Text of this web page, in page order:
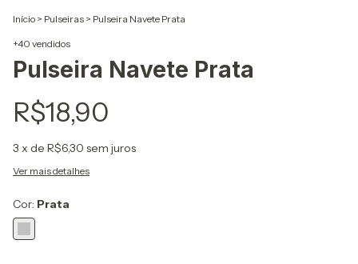
Início > Pulseiras > Pulseira Navete Prata
+40 vendidos
Pulseira Navete Prata
R$18,90
3 x de R$6,30 sem juros
Ver mais detalhes
Cor: Prata